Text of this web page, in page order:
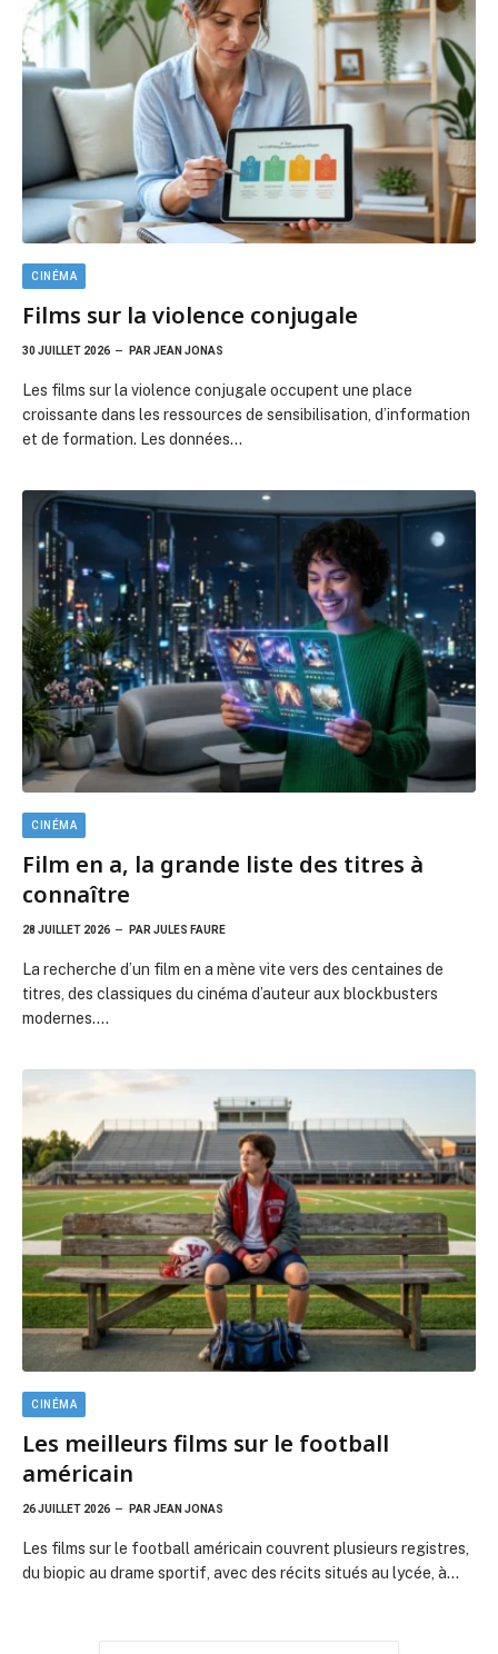
Films sur la violence conjugale
30 JUILLET 2026 PARJEAN JONAS
Les films sur la violence conjugale occupent une place
croissante dans les ressources de sensibilisation, d’information
et de formation. Les données…
CINÉMA
Film en a, la grande liste des titres à
connaître
28 JUILLET 2026 PAR JULES FAURE
La recherche d’un film en a mène vite vers des centaines de
titres, des classiques du cinéma d’auteur aux blockbusters
modernes.…
Les meilleurs films sur le football
américain
26 JUILLET 2026 PARJEAN JONAS
Les films sur le football américain couvrent plusieurs registres,
du biopic au drame sportif, avec des récits situés au lycée, à…
STREAMING& TV